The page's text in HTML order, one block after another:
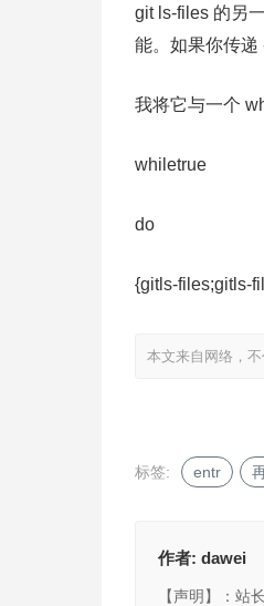
git ls-files 的另
能。如果你传递
我将它与一个
whiletrue
do
{gitls-files;gitls-
本文来自网络，
标签: entr
作者: dawei
【声明】：站